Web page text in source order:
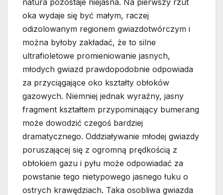
natura pozostaje niejasna. Na pierwszy rzut
oka wydaje się być małym, raczej
odizolowanym regionem gwiazdotwórczym i
można byłoby zakładać, że to silne
ultrafioletowe promieniowanie jasnych,
młodych gwiazd prawdopodobnie odpowiada
za przyciągające oko kształty obłoków
gazowych. Niemniej jednak wyraźny, jasny
fragment kształtem przypominający bumerang
może dowodzić czegoś bardziej
dramatycznego. Oddziaływanie młodej gwiazdy
poruszającej się z ogromną prędkością z
obłokiem gazu i pyłu może odpowiadać za
powstanie tego nietypowego jasnego łuku o
ostrych krawędziach. Taka osobliwa gwiazda